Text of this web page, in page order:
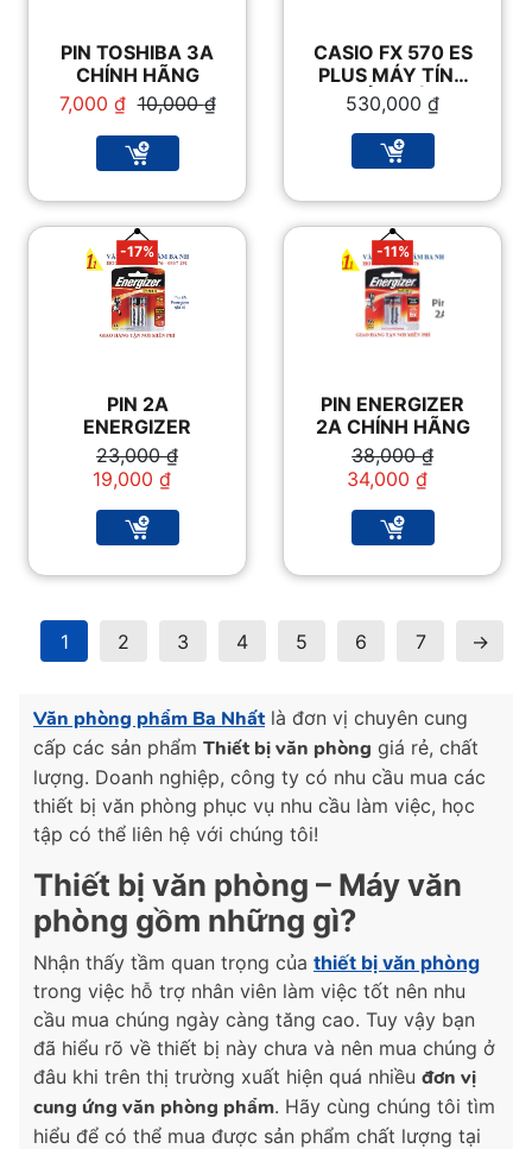
PIN TOSHIBA 3A
CHÍNH HÃNG
10,000₫
Giá
là:
10,000 ₫.
7,000 ₫ Giá
tại
là:
CASIO FX 570 ES
PLUS MÁY TÍNH
GIẢI TOÁN
530,000₫
-17%
PIN 2A
ENERGIZER
23,000₫
Giá
gốc
23,000 ₫.
19,000 ₫
Giá
hiện
là:
19,000 ₫.
-11%
PIN ENERGIZER
2A CHÍNH HÃNG
38,000₫
Giá
gốc
38,000 ₫.
34,000 ₫
Giá
hiện
là:
34,000 ₫.
1 2 3 4 5 6 7 →
Văn phòng phẩm Ba Nhất là đơn vị chuyên cung
cấp các sản phẩm Thiết bị văn phòng giá rẻ, chất
lượng. Doanh nghiệp, công ty có nhu cầu mua các
thiết bị văn phòng phục vụ nhu cầu làm việc, học
tập có thể liên hệ với chúng tôi!
Thiết bị văn phòng – Máy văn
phòng gồm những gì?
Nhận thấy tầm quan trọng của thiết bị văn phòng
trong việc hỗ trợ nhân viên làm việc tốt nên nhu
cầu mua chúng ngày càng tăng cao. Tuy vậy bạn
đã hiểu rõ về thiết bị này chưa và nên mua chúng ở
đâu khi trên thị trường xuất hiện quá nhiều đơn vị
cung ứng văn phòng phẩm. Hãy cùng chúng tôi tìm
hiểu để có thể mua được sản phẩm chất lượng tại